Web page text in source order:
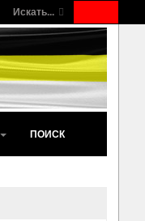
Искать...
ПОИСК